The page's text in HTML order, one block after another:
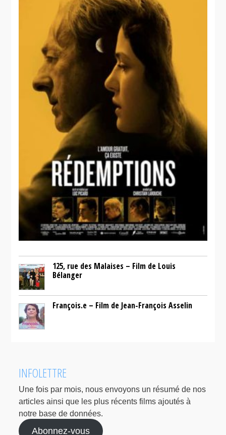
125, rue des Malaises – Film de Louis
Bélanger
François.e – Film de Jean-François Asselin
INFOLETTRE
Une fois par mois, nous envoyons un résumé de nos
articles ainsi que les plus récents films ajoutés à
notre base de données.
Abonnez-vous